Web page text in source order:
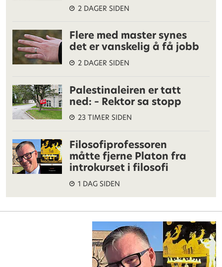
2 DAGER SIDEN
Flere med master synes
det er vanskelig å få jobb
2 DAGER SIDEN
Palestinaleiren er tatt
ned: – Rektor sa stopp
23 TIMER SIDEN
Filosofiprofessoren
måtte fjerne Platon fra
introkurset i filosofi
1 DAG SIDEN